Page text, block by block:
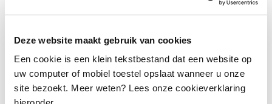
Deze website maakt gebruik van cookies
Een cookie is een klein tekstbestand dat een website op
uw computer of mobiel toestel opslaat wanneer u onze
site bezoekt. Meer weten? Lees onze cookieverklaring
Badkuip